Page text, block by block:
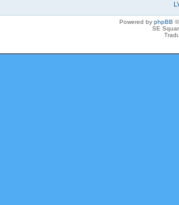
Powered by phpBB
SE